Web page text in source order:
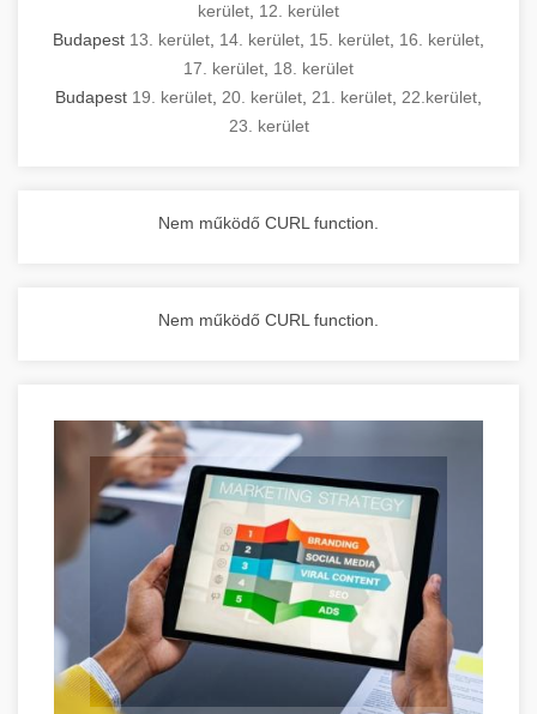
kerület 12. kerület
Budapest 13. kerület 14. kerület 15. kerület 16. kerület
17. kerület 18. kerület
Budapest 19. kerület 20. kerület 21. kerület 22.kerület
23. kerület
Nem működő CURL function.
Nem működő CURL function.